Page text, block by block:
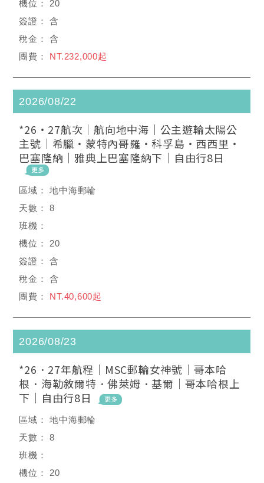
20
含
含
NT.232,000起
2026/08/22
*26・27航次｜航向地中海｜公主遊輪太陽公
主號｜希臘・蒙特內哥羅・科孚島・西西里・
巴塞隆納｜雅典上巴塞隆納下｜自由行8日
地中海郵輪
8
20
含
含
NT.40,600起
2026/08/23
*26．27年航程｜MSC郵輪女神號｜哥本哈
根．海勒敘爾特．佛萊姆．基爾｜哥本哈根上
下｜自由行8日
地中海郵輪
8
20